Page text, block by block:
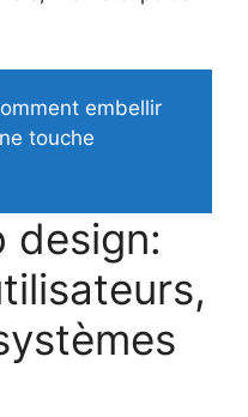
embellir
touche
design: